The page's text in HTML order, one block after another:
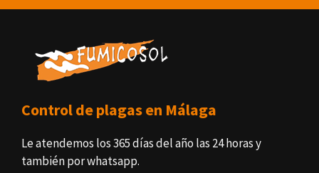
Control de plagas en Málaga
Le atendemos los 365 días del año las 24 horas y
también por whatsapp.